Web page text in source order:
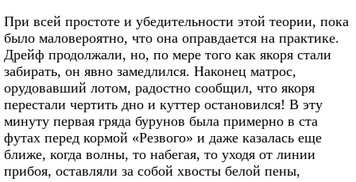
При всей простоте и убедительности этой теории, пока
было маловероятно, что она оправдается на практике.
Дрейф продолжали, но, по мере того как якоря стали
забирать, он явно замедлился. Наконец матрос,
орудовавший лотом, радостно сообщил, что якоря
перестали чертить дно и куттер остановился! В эту
минуту первая гряда бурунов была примерно в ста
футах перед кормой «Резвого» и даже казалась еще
ближе, когда волны, то набегая, то уходя от линии
прибоя, оставляли за собой хвосты белой пены,